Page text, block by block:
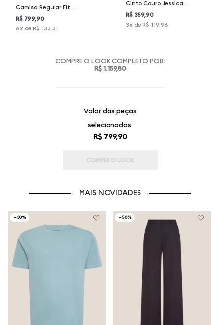
Camisa Regular Fit
Perfomance Maquinetada
Dudalina Feminina
R$ 799,90
6x de R$ 133,31
Cinto Couro Jessica
Dudalina Feminina
R$ 359,90
3x de R$ 119,96
COMPRE O LOOK COMPLETO POR:
R$ 1.159,80
Valor das peças
selecionadas:
R$ 799,90
COMPRE O LOOK
MAIS NOVIDADES
-30% -50%